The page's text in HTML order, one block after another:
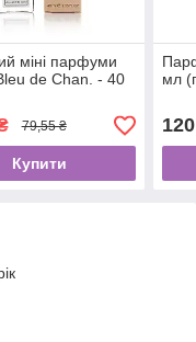
міні парфуми
de Chan. - 40
79,55 ₴
Купити
мл